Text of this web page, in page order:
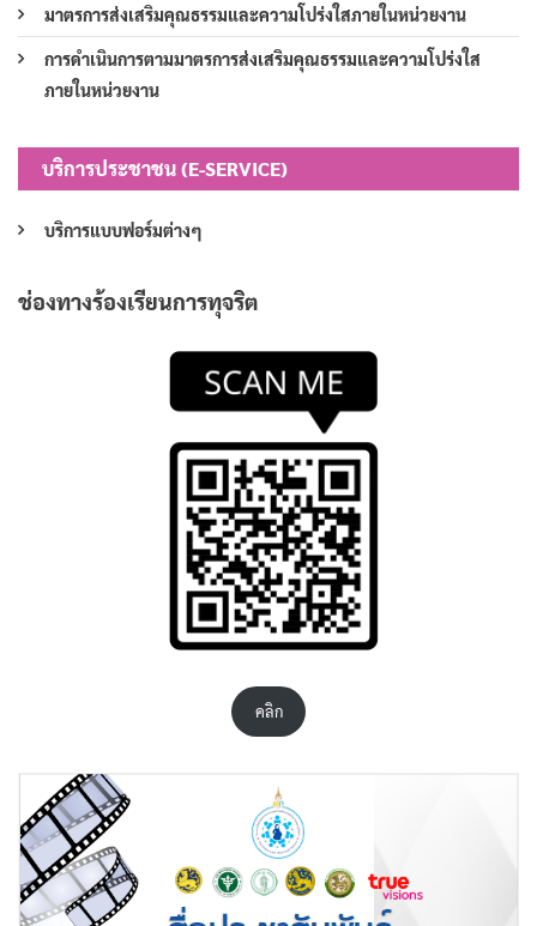
มาตรการส่งเสริมคุณธรรมและความโปร่งใสภายในหน่วยงาน
การดำเนินการตามมาตรการส่งเสริมคุณธรรมและความโปร่งใส
ภายในหน่วยงาน
บริการประชาชน (E-SERVICE)
บริการแบบฟอร์มต่างๆ
ช่องทางร้องเรียนการทุจริต
คลิก